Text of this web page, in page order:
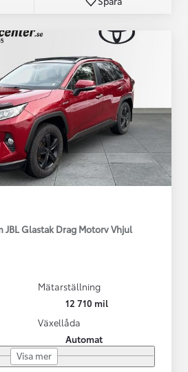
JBL Glastak Drag Motorv Vhjul
Mätarställning
12 710 mil
Växellåda
Automat
Visa mer